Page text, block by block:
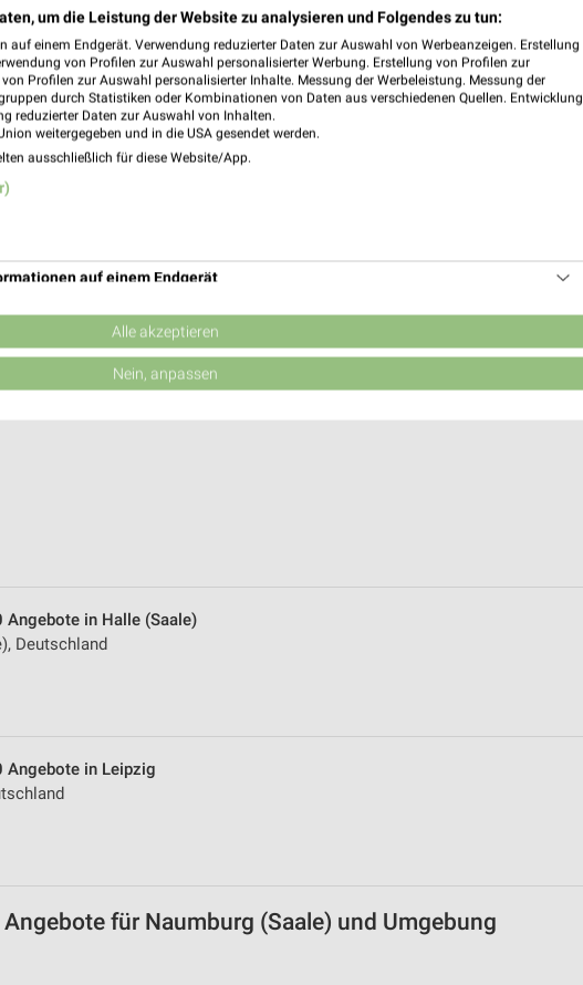
Angebote in Gera
Angebote in Halle (Saale)
Deutschland
Angebote in Leipzig
für Naumburg (Saale) und Umgebung
um die Leistung der Website zu analysieren und Folgendes zu tun:
einem Endgerät. Verwendung reduzierter Daten zur Auswahl von Werbeanzeigen. Erstellung
von Profilen zur Auswahl personalisierter Werbung. Erstellung von Profilen zur
Profilen zur Auswahl personalisierter Inhalte. Messung der Werbeleistung. Messung der
durch Statistiken oder Kombinationen von Daten aus verschiedenen Quellen. Entwicklung
reduzierter Daten zur Auswahl von Inhalten.
weitergegeben und in die USA gesendet werden.
ausschließlich für diese Website/App.
auf einem Endgerät
von Werbeanzeigen
Werbung
oder Kombinationen von Daten aus verschiedenen
Informationen identifizieren
Alle akzeptieren
Nein, anpassen